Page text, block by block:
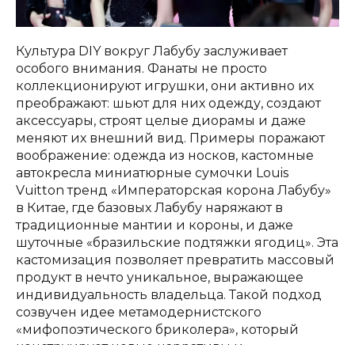
Культура DIY вокруг Лабубу заслуживает
особого внимания. Фанаты не просто
коллекционируют игрушки, они активно их
преображают: шьют для них одежду, создают
аксессуары, строят целые диорамы и даже
меняют их внешний вид. Примеры поражают
воображение: одежда из носков, кастомные
автокресла миниатюрные сумочки Louis
Vuitton тренд «Императорская корона Лабубу»
в Китае, где базовых Лабубу наряжают в
традиционные мантии и короны, и даже
шуточные «бразильские подтяжки ягодиц». Эта
кастомизация позволяет превратить массовый
продукт в нечто уникальное, выражающее
индивидуальность владельца. Такой подход
созвучен идее метамодернистского
«мифопоэтического бриколера», который